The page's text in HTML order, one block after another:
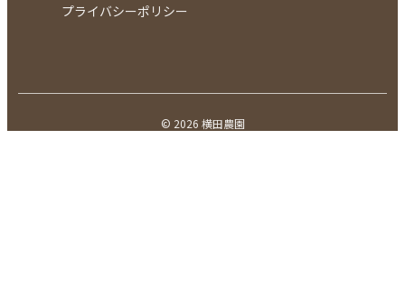
プライバシーポリシー
© 2026 横田農園